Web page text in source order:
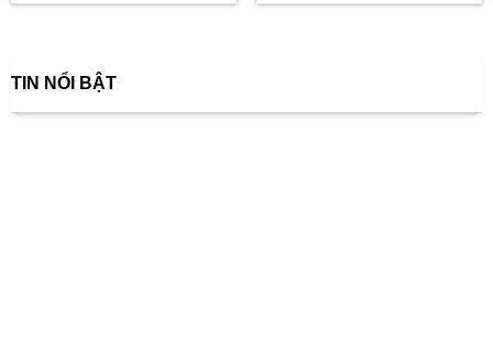
TIN NỔI BẬT